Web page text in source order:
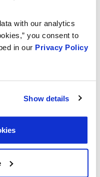
with our analytics
you consent to
in our Privacy Policy
Show details